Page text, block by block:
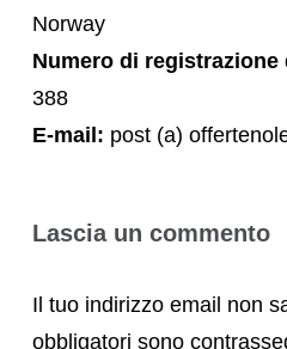
Norway
Numero di registrazione
388
E-mail: post (a)
Lascia un commento
Il tuo indirizzo email non
obbligatori sono